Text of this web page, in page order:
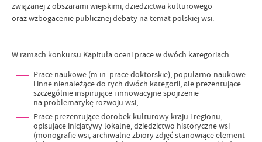
związanej z obszarami wiejskimi, dziedzictwa kulturowego
oraz wzbogacenie publicznej debaty na temat polskiej wsi.
W ramach konkursu Kapituła oceni prace w dwóch kategoriach:
Prace naukowe (m.in. prace doktorskie), popularno-naukowe
i inne nienależące do tych dwóch kategorii, ale prezentujące
szczególnie inspirujące i innowacyjne spojrzenie
na problematykę rozwoju wsi;
Prace prezentujące dorobek kulturowy kraju i regionu,
opisujące inicjatywy lokalne, dziedzictwo historyczne wsi
(monografie wsi, archiwalne zbiory zdjęć stanowiące element